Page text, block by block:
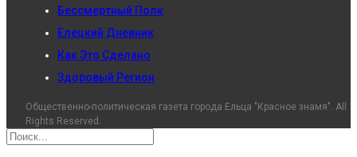
Бессмертный Полк
Елецкий Дневник
Как Это Сделано
Здоровый Регион
Общественно-политическая газета города Ельца "Красное знамя". All
Rights Reserved.